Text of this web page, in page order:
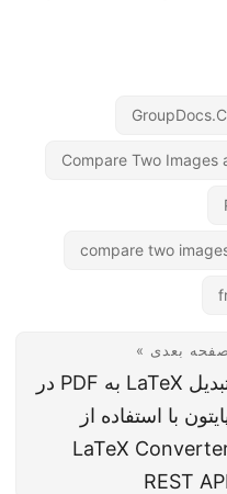
Compare Two
compare two
بعدی »
تبدیل LaTeX به PDF در
با استفاده از
LaTeX
REST